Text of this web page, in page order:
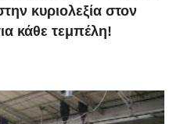
κυριολεξία στον
κάθε τεμπέλη!